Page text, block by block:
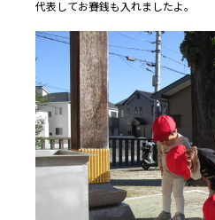
代表してお賽銭も入れましたよ。